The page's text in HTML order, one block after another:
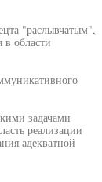
"раслывчатым",
в области
задачами
реализации
адекватной